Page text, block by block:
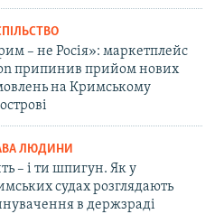
– не Росія»: маркетплейс
припинив прийом нових
на Кримському
ЛЮДИНИ
– і ти шпигун. Як у
судах розглядають
в держзраді